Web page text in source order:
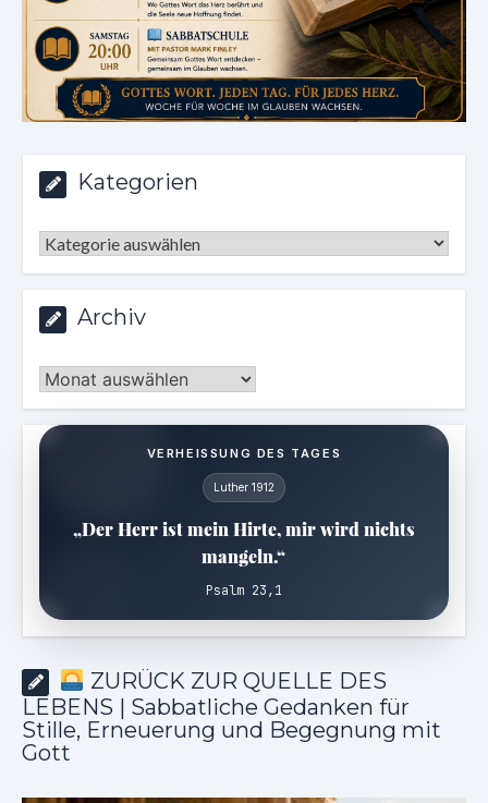
Kategorien
Kategorien
Archiv
Archiv
VERHEISSUNG DES TAGES
Luther 1912
„Der Herr ist mein Hirte, mir wird nichts
mangeln.“
Psalm 23,1
ZURÜCK ZUR QUELLE DES
LEBENS | Sabbatliche Gedanken für
Stille, Erneuerung und Begegnung mit
Gott